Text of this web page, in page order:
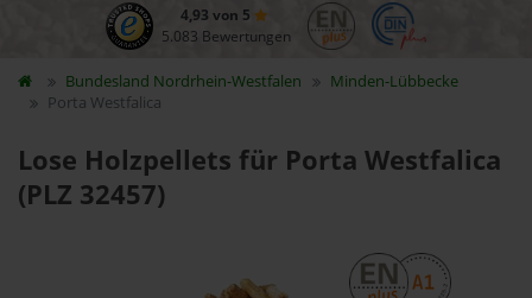
4,93 von 5
5.083 Bewertungen
Bundesland Nordrhein-Westfalen
Minden-Lübbecke
Porta Westfalica
Lose Holzpellets für Porta Westfalica
(PLZ 32457)